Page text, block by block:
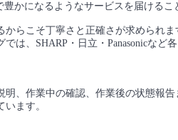
かになるようなサービスを届けるこ
らこそ丁寧さと正確さが求められ
は、SHARP・日立・Panasonicなど
、作業中の確認、作業後の状態報
ます。